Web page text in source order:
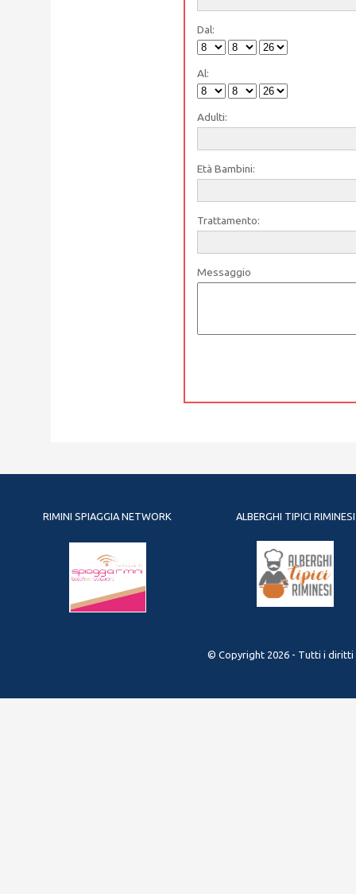
Dal:
Al:
Adulti:
Età Bambini:
Trattamento:
Messaggio
RIMINI SPIAGGIA NETWORK ALBERGHI TIPICI RIMINESI
© Copyright 2026 - Tutti i diritti